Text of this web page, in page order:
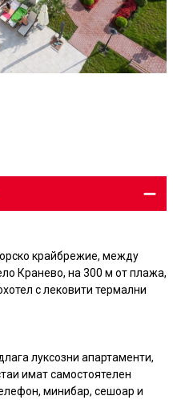
крайбрежие, между
Кранево, на 300 м от плажа,
с лековити термални
луксозни апартаменти,
имат самостоятелен
минибар, сешоар и